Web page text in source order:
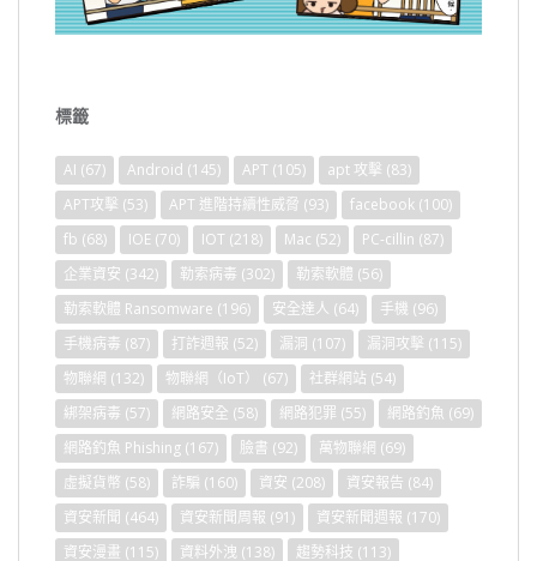
標籤
AI (67) Android (145) APT (105) apt 攻擊 (83)
APT攻擊 (53) APT 進階持續性威脅 (93) facebook (100)
fb (68) IOE (70) IOT (218) Mac (52) PC-cillin (87)
企業資安 (342) 勒索病毒 (302) 勒索軟體 (56)
勒索軟體 Ransomware (196) 安全達人 (64) 手機 (96)
手機病毒 (87) 打詐週報 (52) 漏洞 (107) 漏洞攻擊 (115)
物聯網 (132) 物聯網（IoT） (67) 社群網站 (54)
綁架病毒 (57) 網路安全 (58) 網路犯罪 (55) 網路釣魚 (69)
網路釣魚 Phishing (167) 臉書 (92) 萬物聯網 (69)
虛擬貨幣 (58) 詐騙 (160) 資安 (208) 資安報告 (84)
資安新聞 (464) 資安新聞周報 (91) 資安新聞週報 (170)
資安漫畫 (115) 資料外洩 (138) 趨勢科技 (113)